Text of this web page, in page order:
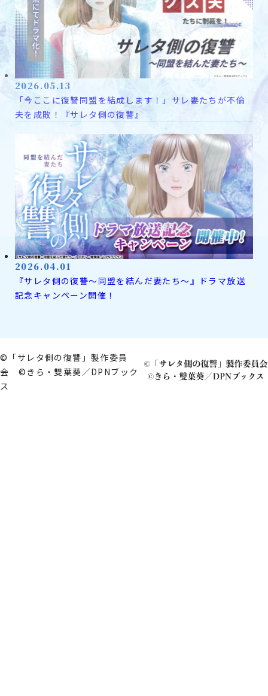
2026.05.13
「今ここに復讐同盟を結成します！」サレ妻たちが不倫
夫を成敗！『サレタ側の復讐』
2026.04.01
『サレタ側の復讐～同盟を結んだ妻たち～』ドラマ放送
記念キャンペーン開催！
©「サレタ側の復讐」製作委員
会 ©きら・雙葉葵／DPNブック
ス